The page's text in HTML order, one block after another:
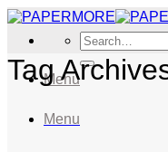
Skip
content
Search
for:
Menu
Menu
Tag